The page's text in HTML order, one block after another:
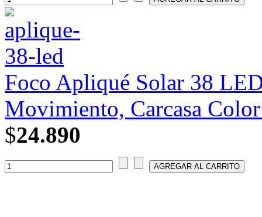
Foco Apliqué Solar 38
Movimiento, Carcasa
$24.890